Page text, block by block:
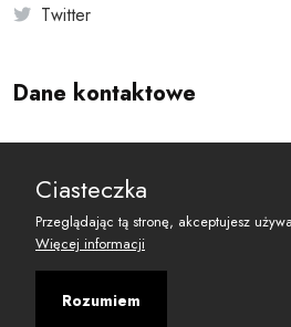
Twitter
Dane kontaktowe
reset@resetobywatelski.pl
Ciasteczka
Przeglądając tą stronę, akceptujesz
Więcej informacji
Rozumiem